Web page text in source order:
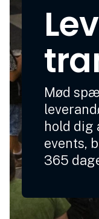
Mød
hold dig
events,
365